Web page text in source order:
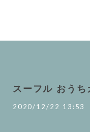
スーフル おうち
2020/12/22 13:53